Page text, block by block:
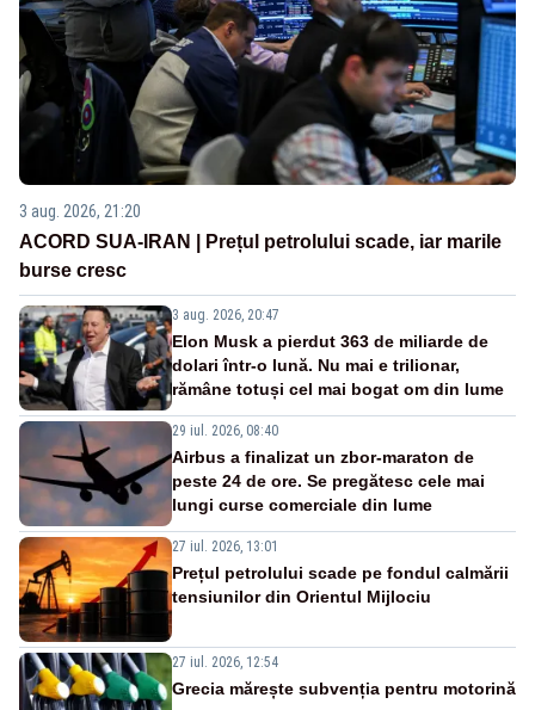
3 aug. 2026, 21:20
ACORD SUA-IRAN | Prețul petrolului scade, iar marile
burse cresc
3 aug. 2026, 20:47
Elon Musk a pierdut 363 de miliarde de
dolari într-o lună. Nu mai e trilionar,
rămâne totuși cel mai bogat om din lume
29 iul. 2026, 08:40
Airbus a finalizat un zbor-maraton de
peste 24 de ore. Se pregătesc cele mai
lungi curse comerciale din lume
27 iul. 2026, 13:01
Prețul petrolului scade pe fondul calmării
tensiunilor din Orientul Mijlociu
27 iul. 2026, 12:54
Grecia mărește subvenția pentru motorină